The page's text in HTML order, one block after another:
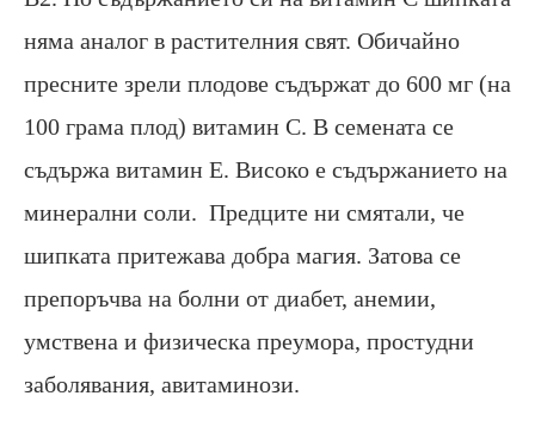
няма аналог в растителния свят. Обичайно
пресните зрели плодове съдържат до 600 мг (на
100 грама плод) витамин C. В семената се
съдържа витамин E. Високо е съдържанието на
минерални соли. Предците ни смятали, че
шипката притежава добра магия. Затова се
препоръчва на болни от диабет, анемии,
умствена и физическа преумора, простудни
заболявания, авитаминози.